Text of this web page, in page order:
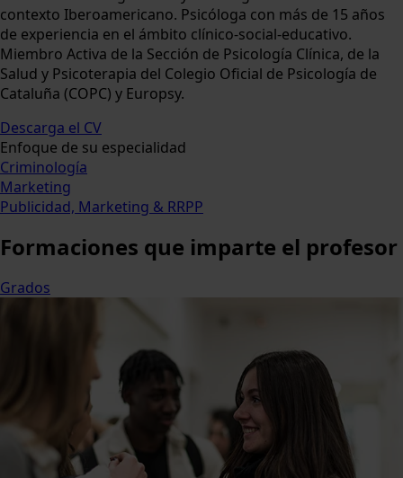
contexto Iberoamericano. Psicóloga con más de 15 años
de experiencia en el ámbito clínico-social-educativo.
Miembro Activa de la Sección de Psicología Clínica, de la
Salud y Psicoterapia del Colegio Oficial de Psicología de
Cataluña (COPC) y Europsy.
Descarga el CV
Enfoque de su especialidad
Criminología
Marketing
Publicidad, Marketing & RRPP
Formaciones que imparte el profesor
Grados